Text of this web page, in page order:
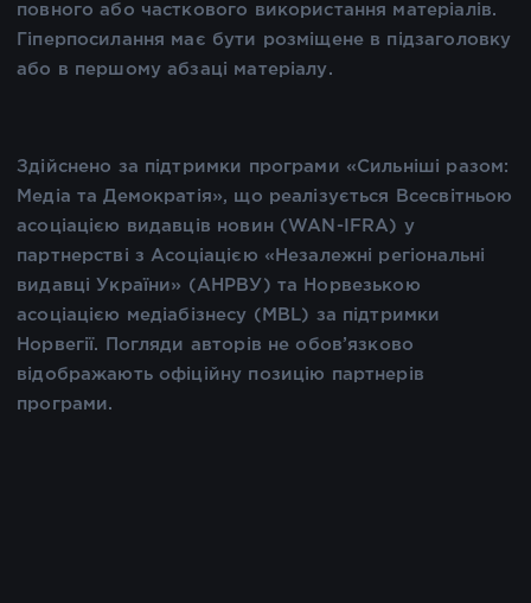
повного або часткового використання матеріалів.
Гіперпосилання має бути розміщене в підзаголовку
або в першому абзаці матеріалу.
Здійснено за підтримки програми «Сильніші разом:
Медіа та Демократія», що реалізується Всесвітньою
асоціацією видавців новин (WAN-IFRA) у
партнерстві з Асоціацією «Незалежні регіональні
видавці України» (АНРВУ) та Норвезькою
асоціацією медіабізнесу (MBL) за підтримки
Норвегії. Погляди авторів не обов’язково
відображають офіційну позицію партнерів
програми.